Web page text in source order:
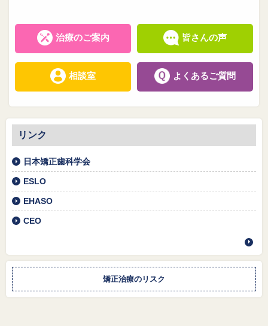
治療のご案内 皆さんの声
相談室 よくあるご質問
リンク
日本矯正歯科学会
ESLO
EHASO
CEO
矯正治療のリスク